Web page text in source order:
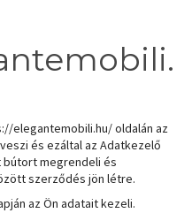
elegantemobili.hu/ oldalán az
és ezáltal az Adatkezelő
megrendeli és
szerződés jön létre.
az Ön adatait kezeli.